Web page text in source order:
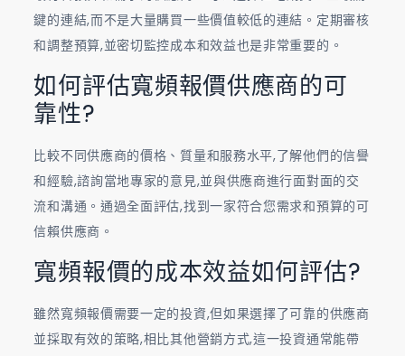
鍵的連結,而不是大量購買一些價值較低的連結。定期審核
和調整預算,並密切監控成本和效益也是非常重要的。
如何評估寬頻報價供應商的可
靠性?
比較不同供應商的價格、質量和服務水平,了解他們的信譽
和經驗,諮詢當地專家的意見,並與供應商進行面對面的交
流和溝通。通過全面評估,找到一家符合您需求和預算的可
信賴供應商。
寬頻報價的成本效益如何評估?
雖然寬頻報價需要一定的投資,但如果選擇了可靠的供應商
並採取有效的策略,相比其他營銷方式,這一投資通常能帶